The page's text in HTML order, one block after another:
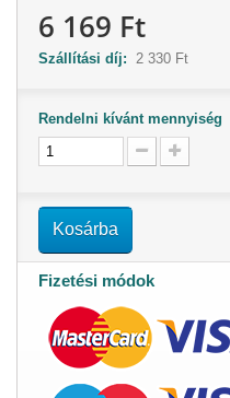
6 169 Ft
Szállítási díj: 2 330 Ft
Rendelni kívánt mennyiség
Kosárba
Fizetési módok